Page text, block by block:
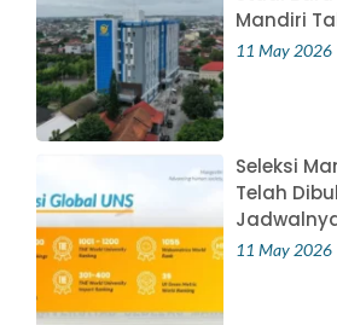
Mandiri
11 May 2026
Seleksi
Telah
11 May 2026